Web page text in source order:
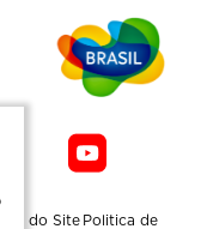
do Site Politica de